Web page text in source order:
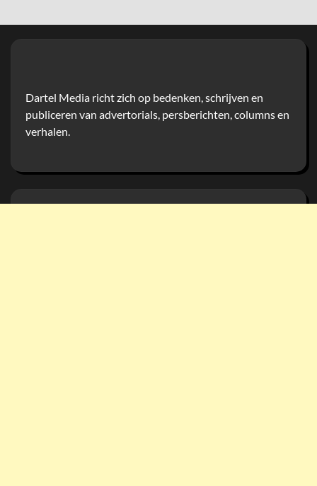
Dartel Media richt zich op bedenken, schrijven en
publiceren van advertorials, persberichten, columns en
verhalen.